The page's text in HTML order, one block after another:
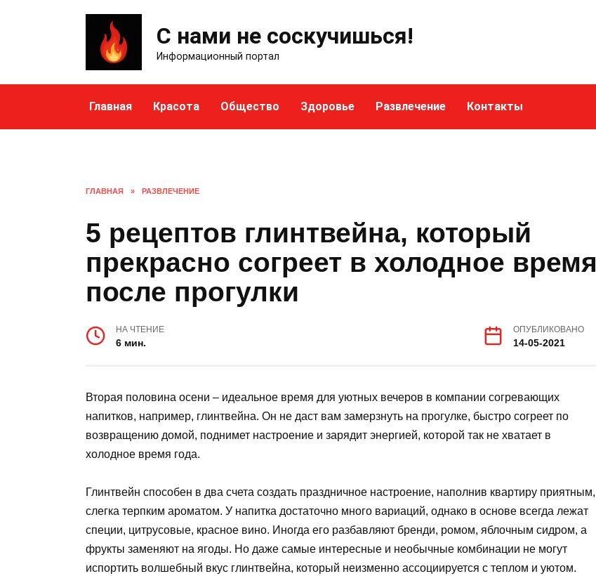
С нами не соскучишься!
Информационный портал
Главная Красота Общество Здоровье Развлечение Контакты
ГЛАВНАЯ » РАЗВЛЕЧЕНИЕ
5 рецептов глинтвейна, который
прекрасно согреет в холодное время
после прогулки
НА ЧТЕНИЕ
6 мин.
ОПУБЛИКОВАНО
14-05-2021
Вторая половина осени – идеальное время для уютных вечеров в компании согревающих
напитков, например, глинтвейна. Он не даст вам замерзнуть на прогулке, быстро согреет по
возвращению домой, поднимет настроение и зарядит энергией, которой так не хватает в
холодное время года.
Глинтвейн способен в два счета создать праздничное настроение, наполнив квартиру приятным,
слегка терпким ароматом. У напитка достаточно много вариаций, однако в основе всегда лежат
специи, цитрусовые, красное вино. Иногда его разбавляют бренди, ромом, яблочным сидром, а
фрукты заменяют на ягоды. Но даже самые интересные и необычные комбинации не могут
испортить волшебный вкус глинтвейна, который неизменно ассоциируется с теплом и уютом.